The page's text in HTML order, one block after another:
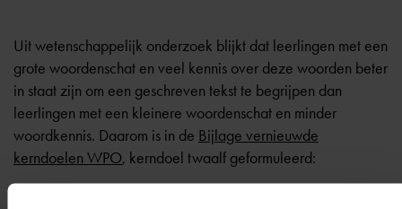
Uit wetenschappelijk onderzoek blijkt dat leerlingen met een
grote woordenschat en veel kennis over deze woorden beter
in staat zijn om een geschreven tekst te begrijpen dan
leerlingen met een kleinere woordenschat en minder
woordkennis. Daarom is in de Bijlage vernieuwde
kerndoelen WPO, kerndoel twaalf geformuleerd: